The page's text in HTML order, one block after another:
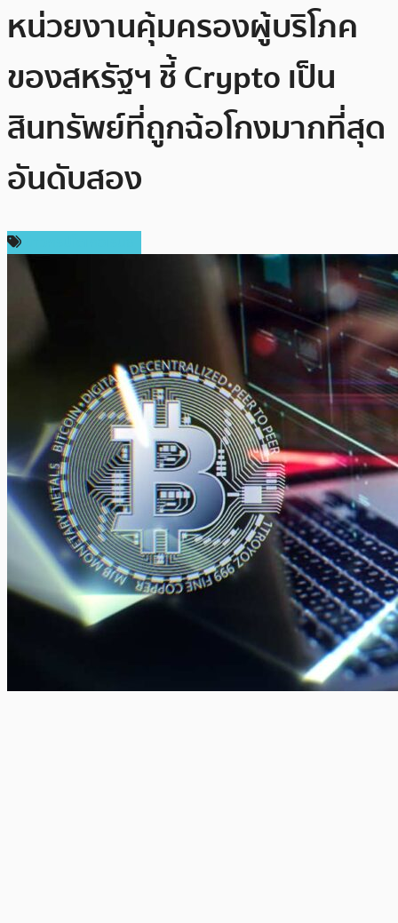
หน่วยงานคุ้มครองผู้บริโภค
ของสหรัฐฯ ชี้ Crypto เป็น
สินทรัพย์ที่ถูกฉ้อโกงมากที่สุด
อันดับสอง